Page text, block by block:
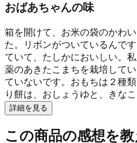
おばあちゃんの味
箱を開けて、お米の袋のかわ
た。リボンがついているんで
ていて、たしかにおいしい。
薬のあきたこまちを栽培して
ていないです。おもちは２種
り餅は、おしょうゆと、きな
詳細を見る
この商品の感想を